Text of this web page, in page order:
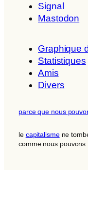
Signal
Mastodon
Graphique
Statistiques
Amis
Divers
parce que nous
le capitalismene
comme nous pouvons